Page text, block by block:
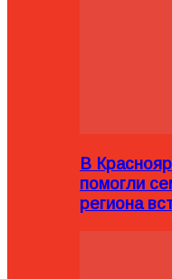
В
помогли
региона